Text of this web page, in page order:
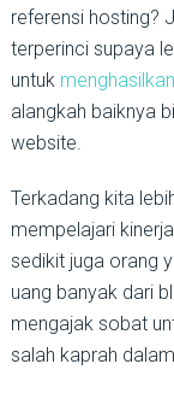
referensi hosting?
terperinci supaya
untuk
alangkah baiknya
website.
Terkadang kita
mempelajari
sedikit juga orang
uang banyak dari
mengajak sobat
salah kaprah